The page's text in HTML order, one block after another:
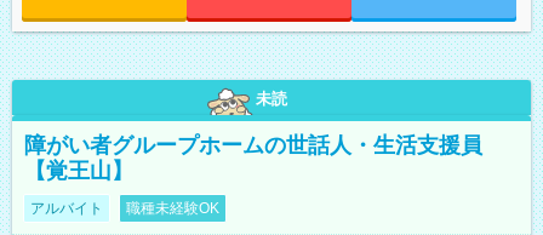
未読
障がい者グループホームの世話人・生活支援員
【覚王山】
アルバイト 職種未経験OK